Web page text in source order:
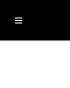
au